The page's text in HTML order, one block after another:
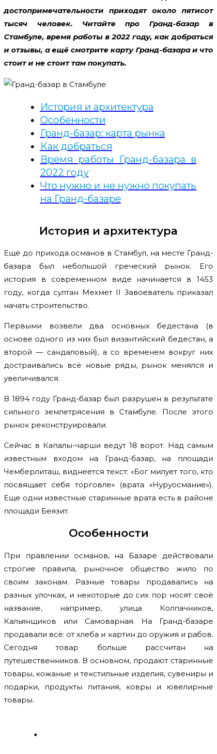
достопримечательности приходят около пятисот
тысяч человек. Читайте про Гранд-базар в
Стамбуле, время работы в 2022 году, как добраться
и отзывы, а ещё смотрите карту Гранд-базара и что
стоит и не стоит там покупать.
История и архитектура
Особенности
Гранд-базар: карта рынка
Как добраться
Время работы Гранд-базара в
2022 году
Что нужно и не нужно покупать
на Гранд-базаре
История и архитектура
Ещё до прихода османов в Стамбул, на месте Гранд-
базара был небольшой греческий рынок. Его
история в современном виде начинается в 1453
году, когда султан Мехмет II Завоеватель приказал
начать строительство.
Первыми возвели два основных бедестана (в
основе одного из них был византийский бедестан, а
второй — сандаловый), а со временем вокруг них
достраивались всё новые ряды, рынок менялся и
увеличивался.
В 1894 году Гранд-базар был разрушен в результате
сильного землетрясения в Стамбуле. После этого
рынок реконструировали.
Сейчас в Капалы-чарши ведут 18 ворот. Над самым
известным входом на Гранд-базар, на площади
Чемберлиташ, виднеется текст: «Бог милует того, кто
посвящает себя торговле» (врата «Нуруосмание»).
Еще одни известные старинные врата есть в районе
площади Беязит.
Особенности
При правлении османов, на Базаре действовали
строгие правила, рыночное общество жило по
своим законам. Разные товары продавались на
разных улочках, и некоторые до сих пор носят своё
название, например, улица Колпачников,
Кальянщиков или Самоварная. На Гранд-базаре
продавали всё: от хлеба и картин до оружия и рабов.
Сегодня товар больше рассчитан на
путешественников. В основном, продают старинные
товары, кожаные и текстильные изделия, сувениры и
подарки, продукты питания, ковры и ювелирные
товары.